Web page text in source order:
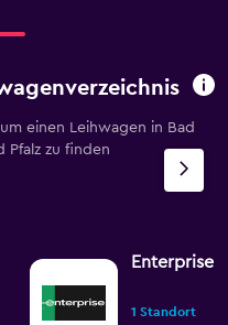
einen Leihwagen in Bad
Pfalz zu finden
Enterprise
1 Standort